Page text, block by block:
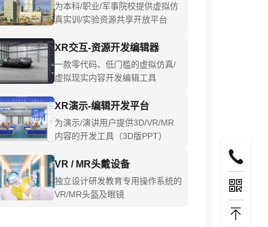
为本科/职业/军事院校提供虚拟仿
真实训/实验资源共享开放平台
XR交互-资源开发编辑器
一款零代码、低门槛的虚拟仿真/
虚拟现实内容开发编辑工具
XR演示-编辑开发平台
为演示/演讲用户提供3D/VR/MR
内容的开发工具（3D版PPT）
VR / MR头戴设备
独立设计研发教育专用操作系统的
VR/MR头盔及眼镜